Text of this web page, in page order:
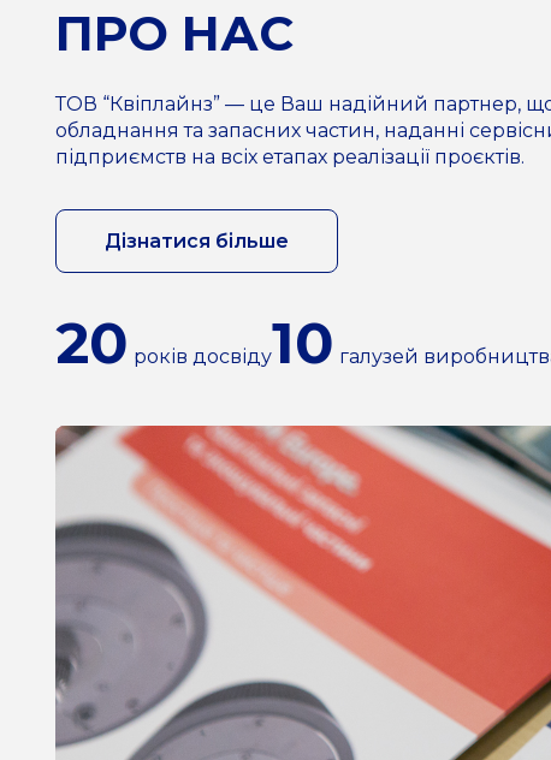
ПРО НАС
ТОВ “Квіплайнз” — це Ваш надійний партнер, що
обладнання та запасних частин, наданні
підприємств на всіх етапах реалізації проєктів.
Дізнатися більше
20 років досвіду10 галузей